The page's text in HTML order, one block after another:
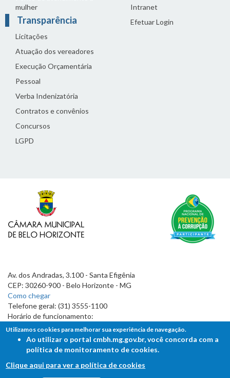
mulher
Transparência
Licitações
Atuação dos vereadores
Execução Orçamentária
Pessoal
Verba Indenizatória
Contratos e convênios
Concursos
LGPD
Intranet
Efetuar Login
Av. dos Andradas, 3.100 - Santa Efigênia
CEP: 30260-900 - Belo Horizonte - MG
Como chegar
Telefone geral: (31) 3555-1100
Horário de funcionamento:
7h às 19h
Utilizamos cookies para melhorar sua experiência de navegação.
Ao utilizar o portal cmbh.mg.gov.br, você concorda com a
política de monitoramento de cookies.
Clique aqui para ver a política de cookies